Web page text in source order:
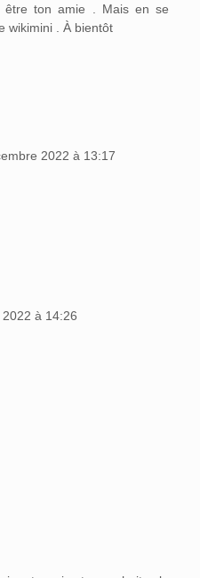
ton amie . Mais en se
wikimini . À bientôt
2022 à 13:17
à 14:26